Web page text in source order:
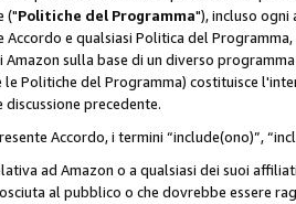
("Politiche del Programma"), incluso
e qualsiasi Politica del
Amazon sulla base di un diverso
le Politiche del Programma) costituisce
precedente.
Accordo, i termini “include(ono)”,
ad Amazon o a qualsiasi dei suoi
al pubblico o che dovrebbe essere